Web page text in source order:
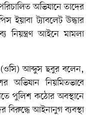
অভিযানে তাদের
ইয়াবা ট্যাবলেট উদ্ধার
নিয়ন্ত্রণ আইনে মামলা
(ওসি) আব্দুস ছবুর বলেন,
অভিযান নিয়মিতভাবে
পুলিশ কঠোর অবস্থানে
বিরুদ্ধে আইনানুগ ব্যবস্থা